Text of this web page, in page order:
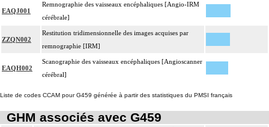
EAQJ001
Remnographie des vaisseaux encéphaliques [Angio-IRM
cérébrale]
ZZQN002
Restitution tridimensionnelle des images acquises par
remnographie [IRM]
EAQH002
Scanographie des vaisseaux encéphaliques [Angioscanner
cérébral]
Liste de codes CCAM pour G459 générée à partir des statistiques du PMSI français
GHM associés avec G459